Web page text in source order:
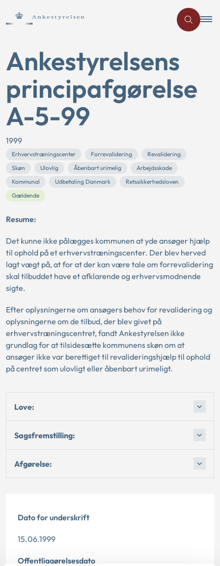
Ankestyrelsens
principafgørelse
A-5-99
1999
Erhvervstræningscenter Forrevalidering
Revalidering
Skøn
Ulovlig Åbenbart urimelig
Arbejdsskade
Kommunal
Udbetaling Danmark
Retssikkerhedsloven
Gældende
Resume:
Det kunne ikke pålægges kommunen at yde ansøger hjælp
til ophold på et erhvervstræningscenter. Der blev herved
lagt vægt på, at for at der kan være tale om forrevalidering
skal tilbuddet have et afklarende og erhvervsmodnende
sigte.
Efter oplysningerne om ansøgers behov for revalidering og
oplysningerne om de tilbud, der blev givet på
erhvervstræningscentret, fandt Ankestyrelsen ikke
grundlag for at tilsidesætte kommunens skøn om at
ansøger ikke var berettiget til revalideringshjælp til ophold
på centret som ulovligt eller åbenbart urimeligt.
Love:
Sagsfremstilling:
Afgørelse:
Dato for underskrift
15.06.1999
Offentliggørelsesdato